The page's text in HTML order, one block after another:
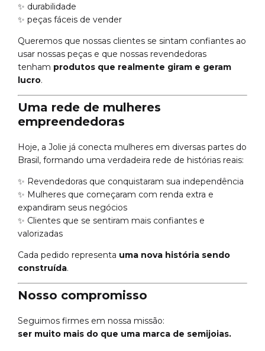
✨ durabilidade
✨ peças fáceis de vender
Queremos que nossas clientes se sintam confiantes ao
usar nossas peças e que nossas revendedoras
tenham produtos que realmente giram e geram
lucro.
Uma rede de mulheres
empreendedoras
Hoje, a Jolie já conecta mulheres em diversas partes do
Brasil, formando uma verdadeira rede de histórias reais:
✨ Revendedoras que conquistaram sua independência
✨ Mulheres que começaram com renda extra e
expandiram seus negócios
✨ Clientes que se sentiram mais confiantes e
valorizadas
Cada pedido representa uma nova história sendo
construída.
Nosso compromisso
Seguimos firmes em nossa missão:
ser muito mais do que uma marca de semijoias.